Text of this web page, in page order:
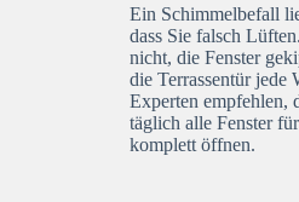
Ein Schimmelbefall
dass Sie falsch
nicht, die Fenster
die Terrassentür jede
Experten empfehlen,
täglich alle Fenster
komplett öffnen.